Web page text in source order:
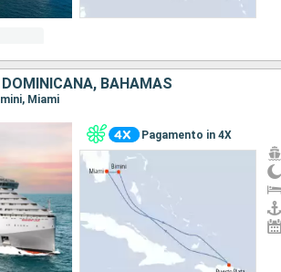
BAHAMAS
Miami
Pagamento in 4X